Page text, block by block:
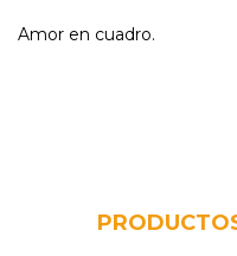
Amor en cuadro.